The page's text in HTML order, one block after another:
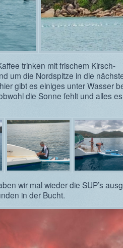
trinken mit frischem Kirsch-
um die Nordspitze in die
gibt es einiges unter Wasser
die Sonne fehlt und alles
wir mal wieder die SUP’s
in der Bucht.